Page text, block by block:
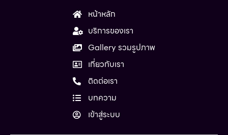
หน้าหลัก
บริการของเรา
Gallery รวมรูปภาพ
เกี่ยวกับเรา
ติดต่อเรา
บทความ
เข้าสู่ระบบ